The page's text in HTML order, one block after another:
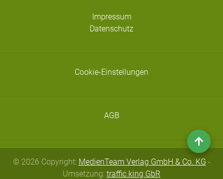
Impressum
Datenschutz
Cookie-Einstellungen
AGB
© 2026 Copyright: MedienTeam Verlag GmbH & Co. KG -
Umsetzung: traffic king GbR